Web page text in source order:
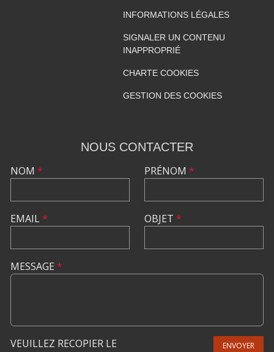
INFORMATIONS LÉGALES
SIGNALER UN CONTENU
INAPPROPRIÉ
CHARTE COOKIES
GESTION DES COOKIES
NOUS CONTACTER
NOM *
EMAIL*
PRÉNOM *
OBJET *
MESSAGE *
VEUILLEZ RECOPIER LE
ENVOYER